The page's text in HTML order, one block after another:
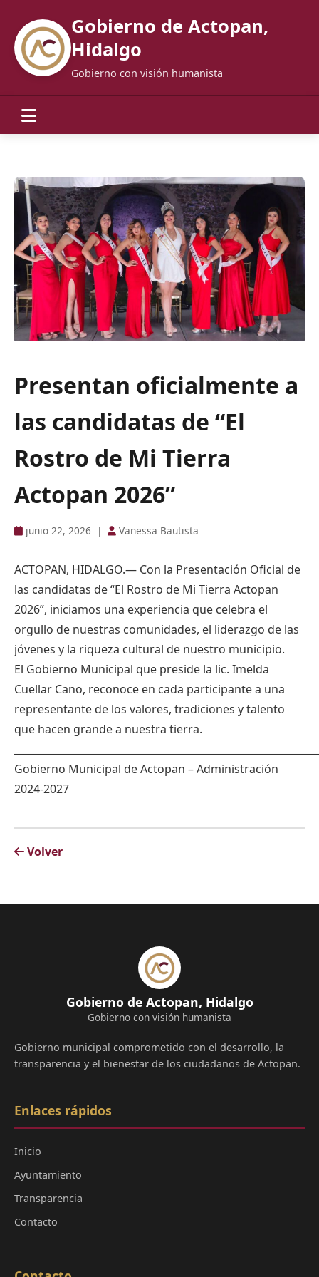
Gobierno de Actopan,
Hidalgo
Gobierno con visión humanista
Presentan oficialmente a
las candidatas de “El
Rostro de Mi Tierra
Actopan 2026”
junio 22, 2026 | Vanessa Bautista
ACTOPAN, HIDALGO.— Con la Presentación Oficial de
las candidatas de “El Rostro de Mi Tierra Actopan
2026”, iniciamos una experiencia que celebra el
orgullo de nuestras comunidades, el liderazgo de las
jóvenes y la riqueza cultural de nuestro municipio.
El Gobierno Municipal que preside la lic. Imelda
Cuellar Cano, reconoce en cada participante a una
representante de los valores, tradiciones y talento
que hacen grande a nuestra tierra.
Gobierno Municipal de Actopan – Administración
2024-2027
Volver
Gobierno de Actopan, Hidalgo
Gobierno con visión humanista
Gobierno municipal comprometido con el desarrollo, la
transparencia y el bienestar de los ciudadanos de Actopan.
Enlaces rápidos
Inicio
Ayuntamiento
Transparencia
Contacto